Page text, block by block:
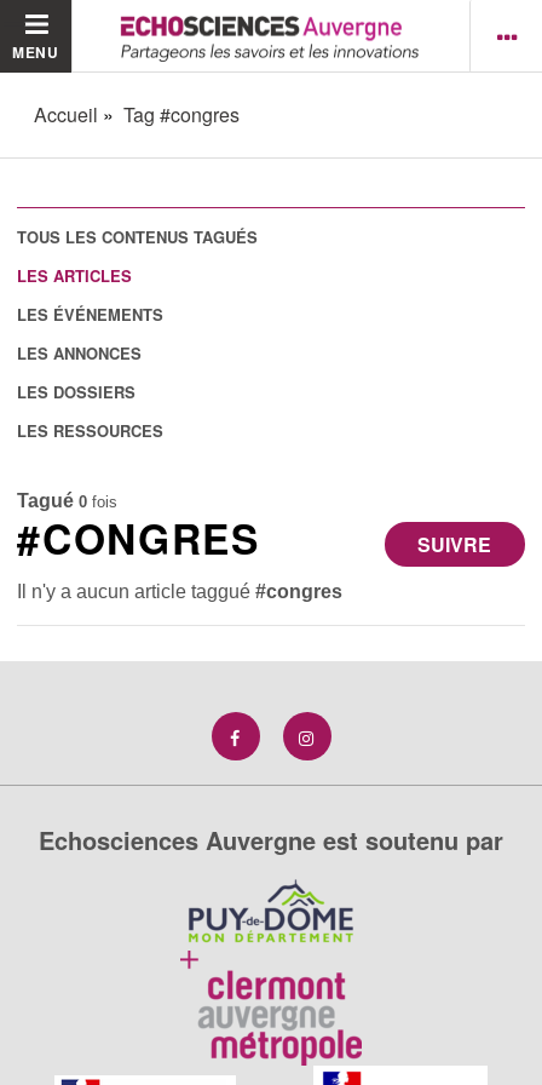
MENU
Accueil Tag #congres
TOUS LES CONTENUS TAGUÉS
LES ARTICLES
LES ÉVÉNEMENTS
LES ANNONCES
LES DOSSIERS
LES RESSOURCES
Tagué 0 fois
SUIVRE
#CONGRES
Il n'y a aucun article taggué#congres
Echosciences Auvergne est soutenu par